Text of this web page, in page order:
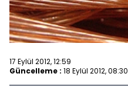
17 Eylül 2012, 12:59
Güncelleme : 18 Eylül 2012, 08:30